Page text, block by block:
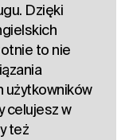
Dzięki
to nie
użytkowników
celujesz w
też